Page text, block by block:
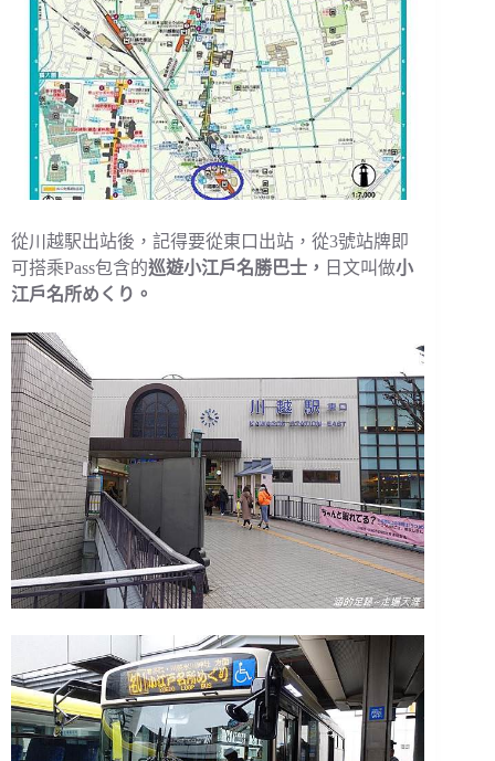
從川越駅出站後，記得要從東口出站，從3號站牌即
可搭乘Pass包含的巡遊小江戶名勝巴士， 日文叫做小
江戶名所めくり。